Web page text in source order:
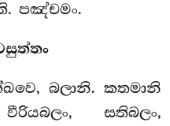
පඤ්චමං.
බලානි. කතමානි
සතිබලං,